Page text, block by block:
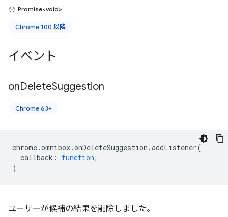
Promise<void>
Chrome 100 以降
イベント
onDeleteSuggestion
Chrome 63+
chrome.omnibox.onDeleteSuggestion .addListener(
callback : function,
)
ユーザーが候補の結果を削除しました。